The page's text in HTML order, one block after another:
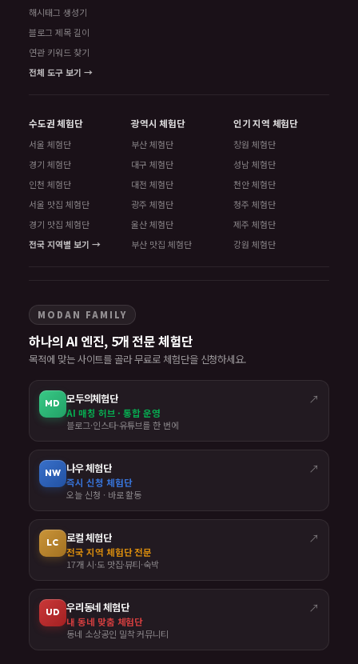
해시태그 생성기
블로그 제목 길이
연관 키워드 찾기
전체 도구 보기 →
수도권 체험단
서울 체험단
경기 체험단
인천 체험단
서울 맛집 체험단
경기 맛집 체험단
전국 지역별 보기 →
광역시 체험단
부산 체험단
대구 체험단
대전 체험단
광주 체험단
울산 체험단
부산 맛집 체험단
인기 지역 체험단
창원 체험단
성남 체험단
천안 체험단
청주 체험단
제주 체험단
강원 체험단
MODAN FAMILY
하나의 AI 엔진, 5개 전문 체험단
목적에 맞는 사이트를 골라 무료로 체험단을 신청하세요.
MD 모두의체험단 ↗
AI 매칭 허브 · 통합 운영
블로그·인스타·유튜브를 한 번에
NW 나우 체험단 ↗
즉시 신청 체험단
오늘 신청 · 바로 활동
LC 로컬 체험단 ↗
전국 지역 체험단 전문
17개 시·도 맛집·뷰티·숙박
UD 우리동네 체험단 ↗
내 동네 맞춤 체험단
동네 소상공인 밀착 커뮤니티